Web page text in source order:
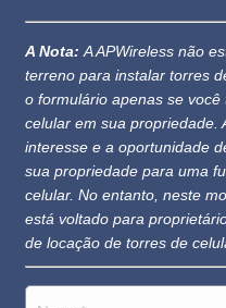
A Nota: A APWireless não
terreno para instalar torres
o formulário apenas se
celular em sua propriedade.
interesse e a oportunidade
sua propriedade para uma
celular. No entanto, neste
está voltado para
de locação de torres de